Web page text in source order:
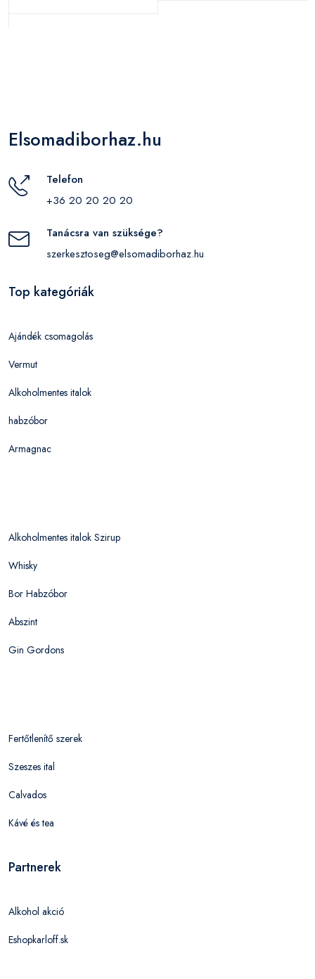
Elsomadiborhaz.hu
Telefon
+36 20 20 20 20
Tanácsra van szüksége?
szerkesztoseg@elsomadiborhaz.hu
Top kategóriák
Ajándék csomagolás
Vermut
Alkoholmentes italok
habzóbor
Armagnac
Alkoholmentes italok Szirup
Whisky
Bor Habzóbor
Abszint
Gin Gordons
Fertőtlenítő szerek
Szeszes ital
Calvados
Kávé és tea
Partnerek
Alkohol akció
Eshopkarloff.sk